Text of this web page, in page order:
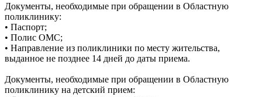
Документы, необходимые при обращении в Областную
поликлинику:
• Паспорт;
• Полис ОМС;
• Направление из поликлиники по месту жительства,
выданное не позднее 14 дней до даты приема.
Документы, необходимые при обращении в Областную
поликлинику на детский прием: